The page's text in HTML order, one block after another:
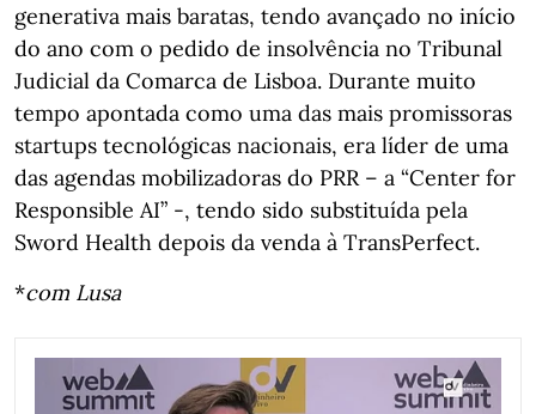
generativa mais baratas, tendo avançado no início
do ano com o pedido de insolvência no Tribunal
Judicial da Comarca de Lisboa. Durante muito
tempo apontada como uma das mais promissoras
startups tecnológicas nacionais, era líder de uma
das agendas mobilizadoras do PRR – a “Center for
Responsible AI” -, tendo sido substituída pela
Sword Health depois da venda à TransPerfect.
*com Lusa